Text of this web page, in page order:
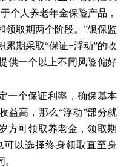
个人养老年金保险产品，
领取期两个阶段。”银保监
期采取“保证+浮动”的收
供一个以上不同风险偏好
一个保证利率，确保基本
益高，那么“浮动”部分就
方可领取养老金，领取期
以选择终身领取直至身